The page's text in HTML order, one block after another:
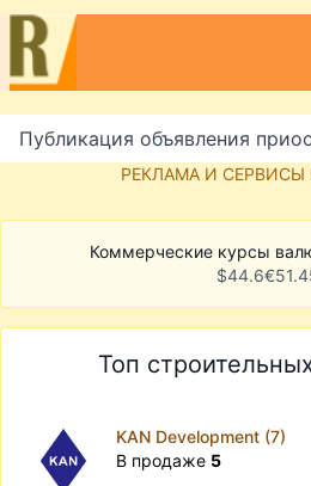
Публикация объявления
РЕКЛАМА И СЕРВИСЫ
Коммерческие курсы
$44.6€
Топ
KAN Development (7)
В продаже 5